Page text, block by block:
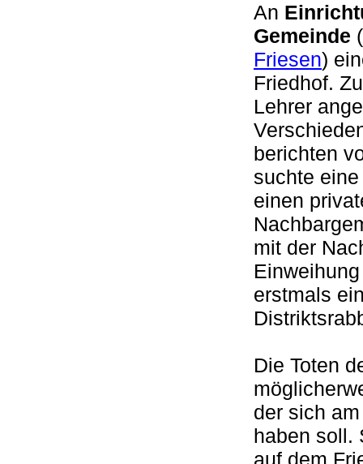
An
Gemeinde
Friesen)
Friedhof.
Lehrer
berichten
suchte
einen
mit der
erstmals
Die Toten
der sich
haben soll.
auf dem